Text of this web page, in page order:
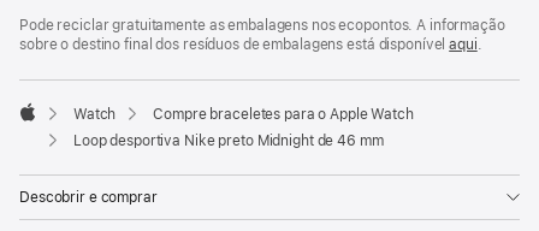
Pode reciclar gratuitamente as embalagens nos ecopontos. A informação
sobre o destino final dos resíduos de embalagens está disponívelaqui.
Apple
Watch
Compre braceletes para o Apple Watch
Loop desportiva Nike preto Midnight de 46 mm
Descobrir e comprar